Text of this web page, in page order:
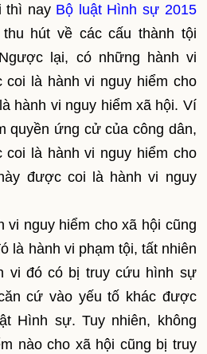
thì nay Bộ luật Hình sự 2015
hút về các cấu thành tội
lại, có những hành vi
là hành vi nguy hiểm cho
hành vi nguy hiểm xã hội. Ví
quyền ứng cử của công dân,
là hành vi nguy hiểm cho
được coi là hành vi nguy
vi nguy hiểm cho xã hội cũng
là hành vi phạm tội, tất nhiên
vi đó có bị truy cứu hình sự
cứ vào yếu tố khác được
Hình sự. Tuy nhiên, không
nào cho xã hội cũng bị truy